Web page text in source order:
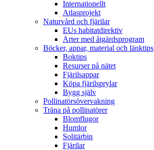
Internationellt
Atlasprojekt
Naturvård och fjärilar
EUs habitatdirektiv
Arter med åtgärdsprogram
Böcker, appar, material och länktips
Boktips
Resurser på nätet
Fjärilsappar
Köpa fjärilsprylar
Bygg själv
Pollinatörsövervakning
Träna på pollinatörer
Blomflugor
Humlor
Solitärbin
Fjärilar